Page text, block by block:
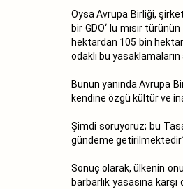
Oysa Avrupa Birliği,
bir GDO‘ lu mısır
hektardan 105 bin
odaklı bu
Bunun yanında Avrupa
kendine özgü kültür ve
Şimdi soruyoruz; bu
gündeme
Sonuç olarak, ülkenin
barbarlık yasasına